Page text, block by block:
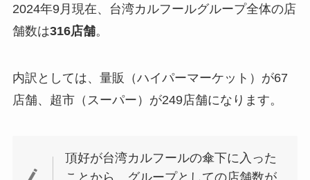
2024年9月現在、台湾カルフールグループ全体の店
舗数は316店舗。
内訳としては、量販（ハイパーマーケット）が67
店舗、超市（スーパー）が249店舗になります。
頂好が台湾カルフールの傘下に入った
ことから、グループとしての店舗数が